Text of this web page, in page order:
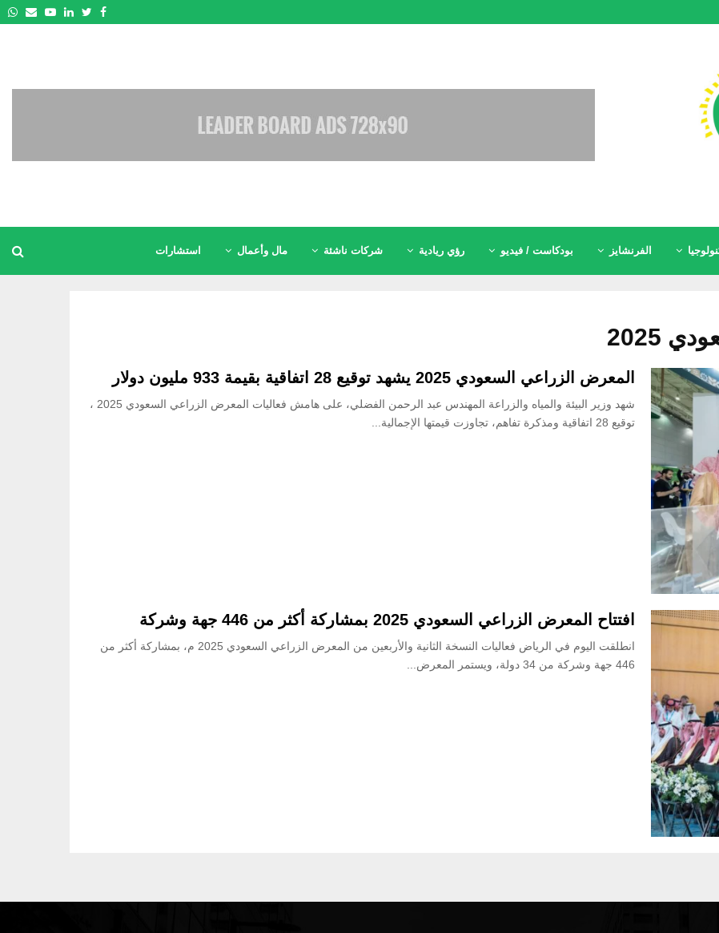
Facebook
Twitter
Linkedin
Youtube
الفرنشايز بودكاست / فيديو رؤي ريادية شركات ناشئة مال وأعمال استشارات
المعرض الزراعي السعودي 2025 يشهد توقيع 28 اتفاقية بقيمة 933 مليون دولار
شهد وزير البيئة والمياه والزراعة المهندس عبد الرحمن الفضلي، على هامش فعاليات المعرض الزراعي السعودي 2025 ،
توقيع 28 اتفاقية ومذكرة تفاهم، تجاوزت قيمتها الإجمالية...
افتتاح المعرض الزراعي السعودي 2025 بمشاركة أكثر من 446 جهة وشركة
انطلقت اليوم في الرياض فعاليات النسخة الثانية والأربعين من المعرض الزراعي السعودي 2025 م، بمشاركة أكثر من
446 جهة وشركة من 34 دولة، ويستمر المعرض...